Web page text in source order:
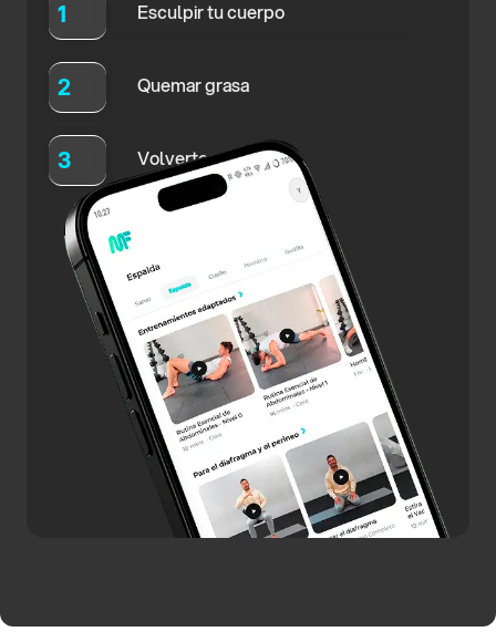
1 Esculpir tu cuerpo
2 Quemar grasa
3 Volverte más fuerte